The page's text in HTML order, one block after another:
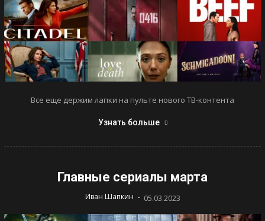
Все еще держим лапки на пульте нового ТВ-контента
Узнать больше
Главные сериалы марта
Иван Шапкин - 05.03.2023